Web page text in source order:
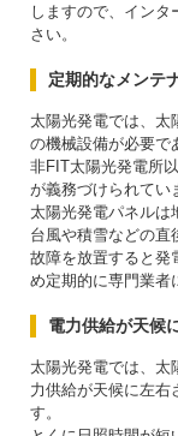
しますので、イン
さい。
定期的なメンテ
太陽光発電では、太
の機械設備が必要で
非FIT太陽光発電所
が義務づけられてい
太陽光発電パネルは
台風や積雪などの直
故障を放置すると発
め定期的に専門業者
電力供給が天候
太陽光発電では、太
力供給が天候に左右
す。